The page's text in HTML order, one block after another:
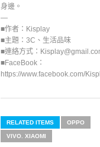
身邊。
—
■作者：Kisplay
■主題：3C、生活品味
■連絡方式：
■FaceBook：
https://www.facebook.com/
RELATED ITEMS OPPO
VIVO. XIAOMI